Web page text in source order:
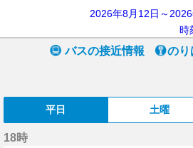
2026年8月12日～
時
バスの接近情報 のり
平日 土曜
18時